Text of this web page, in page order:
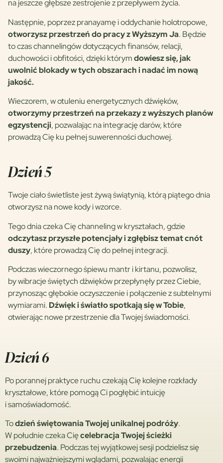
na jeszcze głębsze zestrojenie z przepływem życia.
Następnie, poprzez pranayamę i oddychanie holotropowe,
otworzysz przestrzeń do pracy z Wyższym Ja. Będzie
to czas channelingów dotyczących finansów, relacji,
duchowości i obfitości, dzięki którymdowiesz się, jak
uwolnić blokady w tych obszarach i nadać im nową
jakość.
Wieczorem, w otuleniu energetycznych dźwięków,
otworzymy przestrzeń na przekazy z wyższych planów
egzystencji, pozwalając na integrację darów, które
prowadzą Cię ku pełnej suwerenności duchowej.
Dzień 5
Twoje ciało świetliste jest żywą świątynią, którą piątego dnia
otworzysz na nowe kody i wzorce.
Tego dnia czeka Cię channeling w kryształach, gdzie
odczytasz przyszłe potencjały i zgłębisz temat cnót
duszy, które prowadzą Cię do pełnej integracji.
Podczas wieczornego śpiewu mantr i kirtanu, pozwolisz,
by wibracje świętych dźwięków przepłynęły przez Ciebie,
przynosząc głębokie oczyszczenie i połączenie z subtelnymi
wymiarami. Dźwięk i światło spotkają się w Tobie,
otwierając nowe przestrzenie dla Twojej świadomości.
Dzień 6
Po porannej praktyce ruchu czekają Cię kolejne rozkłady
kryształowe, które pomogą Ci pogłębić intuicję
i samoświadomość.
Todzień świętowania Twojej unikalnej podróży.
W południe czeka Cięcelebracja Twojej ścieżki
przebudzenia. Podczas tej wyjątkowej sesji podzielisz się
swoimi najważniejszymi wglądami, pozwalając energii